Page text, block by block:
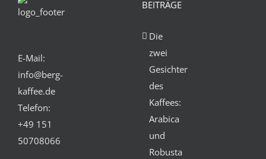
E-Mail:
info@berg-
kaffee.de
Telefon:
+49 151
50708066
BEITRÄGE
Die
zwei
Gesichter
des
Kaffees:
Arabica
und
Robusta